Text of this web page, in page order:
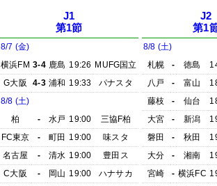
J1
第1節
8/7 (金)
横浜FM 3-4 鹿島 19:26 MUFG国立
G大阪
4-3 浦和 19:33
パナスタ
8/8 (土)
柏
- 水戸 19:00
三協F柏
FC東京
- 町田 19:00
味スタ
名古屋
- 清水 19:00
豊田ス
C大阪
- 岡山 19:00
ハナサカ
J2
第1
8/8 (土)
札幌
- 徳島
八戸
- 富山
藤枝
- 仙台
大宮
- 新潟
磐田
- 秋田
大分
- 湘南
宮崎
- 横浜FC